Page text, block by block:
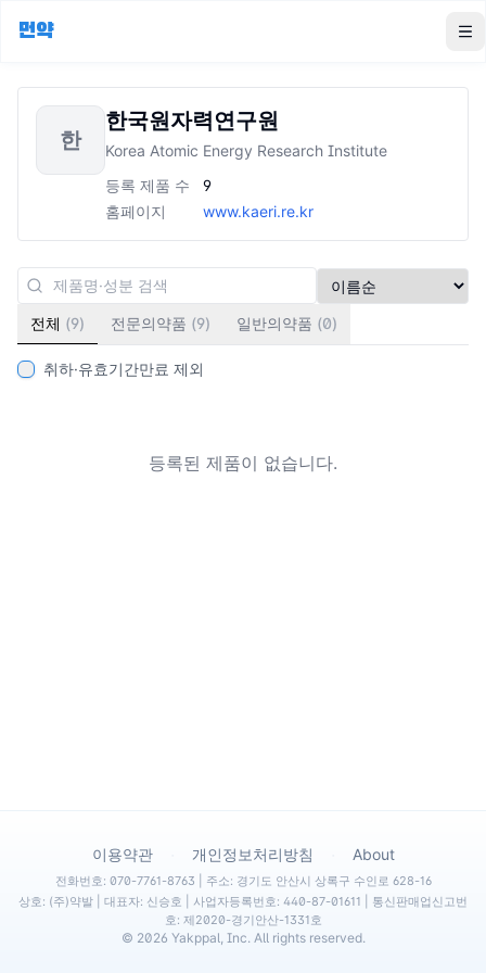
먼약
한
한국원자력연구원
Korea Atomic Energy Research Institute
등록 제품 수
9
홈페이지
www.kaeri.re.kr
전체 (9) 전문의약품 (9) 일반의약품 (0)
취하·유효기간만료 제외
등록된 제품이 없습니다.
이용약관 개인정보처리방침 About
전화번호: 070-7761-8763 | 주소: 경기도 안산시 상록구 수인로 628-16
상호: (주)약발 | 대표자: 신승호 | 사업자등록번호: 440-87-01611 | 통신판매업신고번
호: 제2020-경기안산-1331호
© 2026 Yakppal, Inc. All rights reserved.